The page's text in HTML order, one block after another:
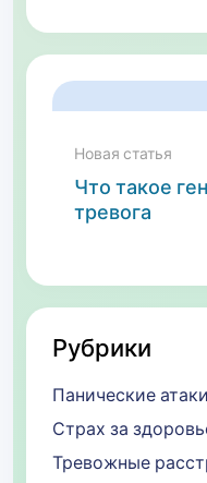
Новая статья
Что такое
тревога
Рубрики
Панические атаки
Страх за
Тревожные